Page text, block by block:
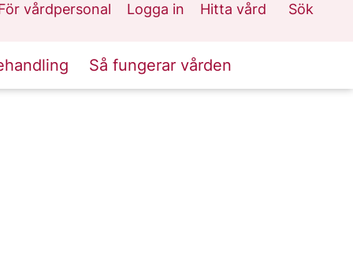
vårdpersonal
Logga in
Hitta vård
Sök
Så fungerar vården